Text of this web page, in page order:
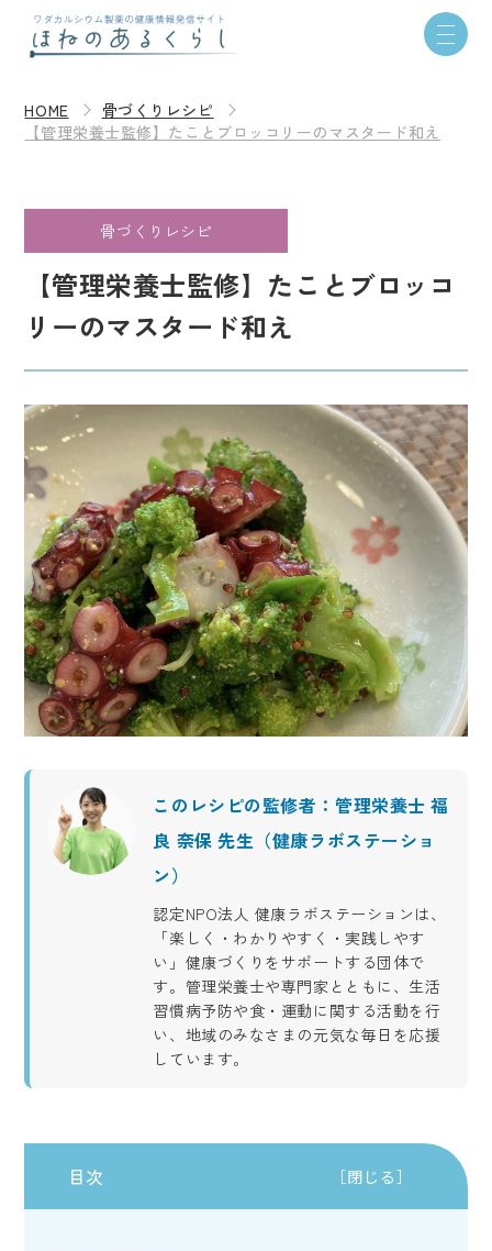
HOME
骨づくりレシピ
【管理栄養士監修】たことブロッコリーのマスタード和え
骨づくりレシピ
【管理栄養士監修】たことブロッコ
リーのマスタード和え
このレシピの監修者：管理栄養士 福
良 奈保 先生（健康ラボステーショ
ン）
認定NPO法人 健康ラボステーションは、
「楽しく・わかりやすく・実践しやす
い」健康づくりをサポートする団体で
す。管理栄養士や専門家とともに、生活
習慣病予防や食・運動に関する活動を行
い、地域のみなさまの元気な毎日を応援
しています。
［閉じる］
目次